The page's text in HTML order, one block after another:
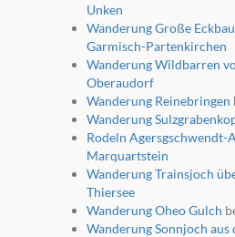
Unken
Wanderung Große
Garmisch-Partenkirchen
Wanderung Wildbarren
Oberaudorf
Wanderung Reinebringen
Wanderung
Rodeln Agersgschwendt-
Marquartstein
Wanderung Trainsjoch
Thiersee
Wanderung Oheo Gulch
Wanderung Sonnjoch aus